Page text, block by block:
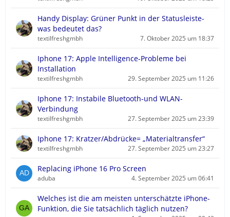
Handy Display: Grüner Punkt in der Statusleiste-
was bedeutet das?
textilfreshgmbh 7. Oktober 2025 um 18:37
Iphone 17: Apple Intelligence-Probleme bei
Installation
textilfreshgmbh 29. September 2025 um 11:26
Iphone 17: Instabile Bluetooth-und WLAN-
Verbindung
textilfreshgmbh 27. September 2025 um 23:39
Iphone 17: Kratzer/Abdrücke= „Materialtransfer“
textilfreshgmbh 27. September 2025 um 23:27
Replacing iPhone 16 Pro Screen
aduba 4. September 2025 um 06:41
Welches ist die am meisten unterschätzte iPhone-
Funktion, die Sie tatsächlich täglich nutzen?